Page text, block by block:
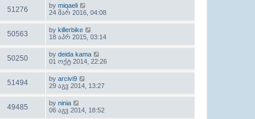
51276 by miqaeli
24 მარ 2016, 04:08
50563 by killerbike
18 აპრ 2015, 03:14
50250 by deida kama
01 ოქტ 2014, 22:26
51494 by arcivi9
29 აგვ 2014, 13:27
49485 by ninia
06 აგვ 2014, 18:52